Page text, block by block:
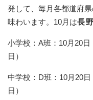
発して、毎月各都道府
味わいます。10月は長
小学校：A班：10月20
日）
中学校：D班：10月20
日）